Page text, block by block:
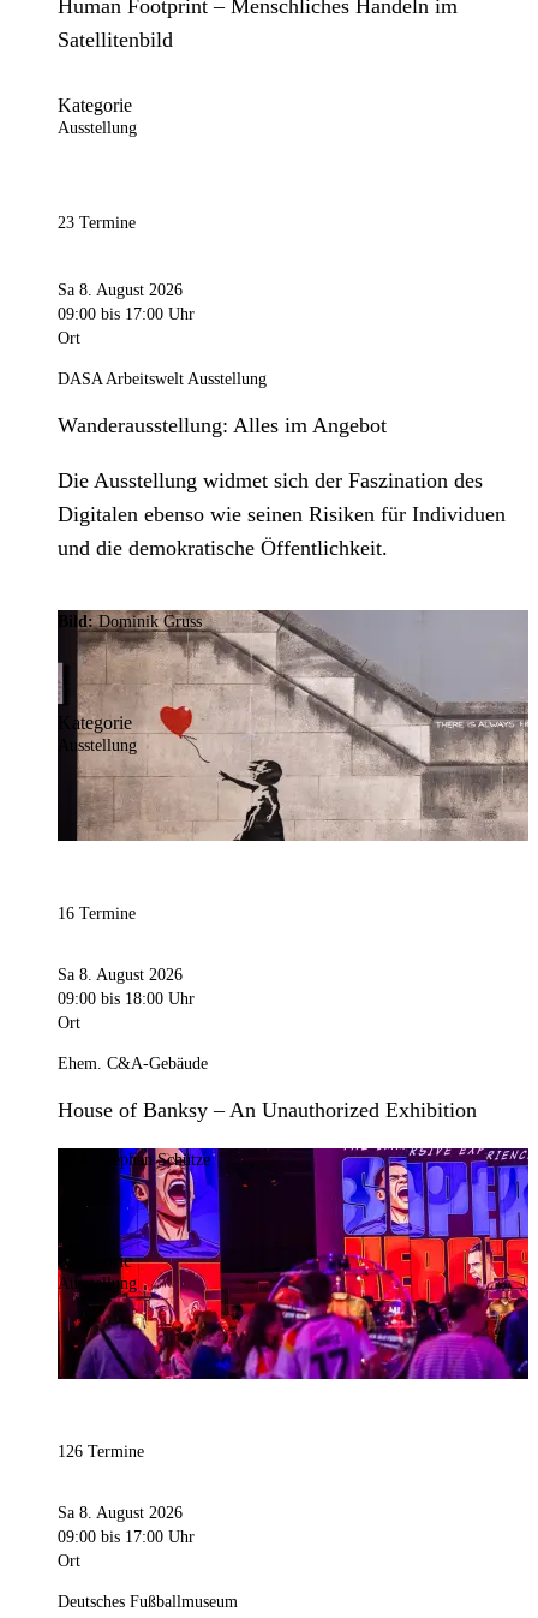
Human Footprint – Menschliches Handeln im
Satellitenbild
Kategorie
Ausstellung
23 Termine
Sa 8. August 2026
09:00 bis 17:00 Uhr
Ort
DASA Arbeitswelt Ausstellung
Wanderausstellung: Alles im Angebot
Die Ausstellung widmet sich der Faszination des
Digitalen ebenso wie seinen Risiken für Individuen
und die demokratische Öffentlichkeit.
Bild:Dominik Gruss
Kategorie
Ausstellung
16 Termine
Sa 8. August 2026
09:00 bis 18:00 Uhr
Ort
Ehem. C&A-Gebäude
House of Banksy – An Unauthorized Exhibition
Stephan Schütze
Kategorie
Ausstellung
126 Termine
Sa 8. August 2026
09:00 bis 17:00 Uhr
Ort
Deutsches Fußballmuseum